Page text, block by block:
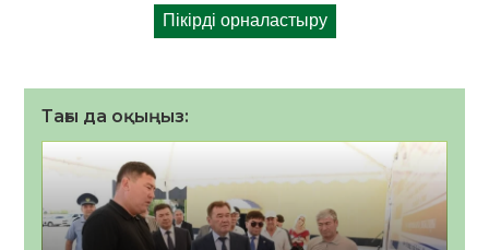
Тағы да оқыңыз: